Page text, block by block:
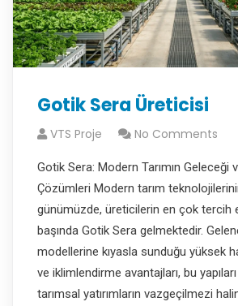
Gotik Sera Üreticisi
VTS Proje No Comments
Gotik Sera: Modern Tarımın Geleceği
Çözümleri Modern tarım
günümüzde, üreticilerin en çok tercih
başında Gotik Sera gelmektedir.
modellerine kıyasla sunduğu yüksek
ve iklimlendirme avantajları, bu
tarımsal yatırımların vazgeçilmezi